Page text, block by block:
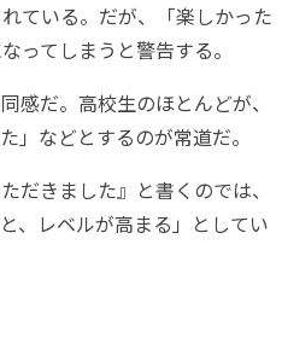
ている。だが、「楽しかった
ってしまうと警告する。
感だ。高校生のほとんどが、
」などとするのが常道だ。
だきました』と書くのでは、
、レベルが高まる」としてい